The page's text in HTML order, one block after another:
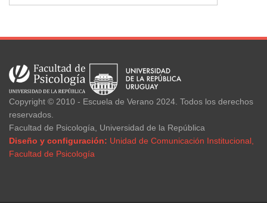
Copyright © 2010 - Escuela de Verano 2024. Todos los derechos
reservados.
Facultad de Psicología, Universidad de la República
Diseño y configuración: Unidad de Comunicación Institucional,
Facultad de Psicología